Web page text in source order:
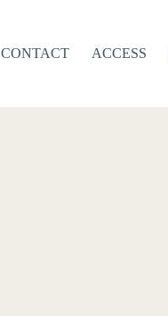
CONTACT ACCESS